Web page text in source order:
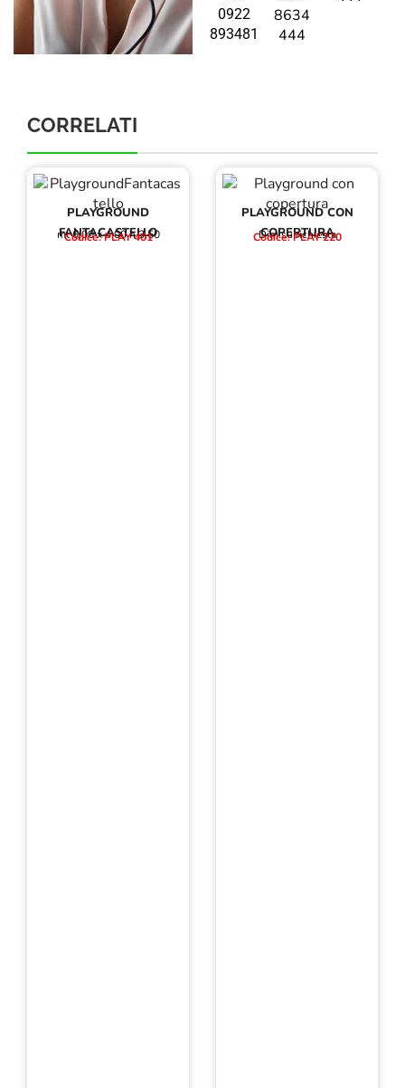
0922
893481
8634
444
CORRELATI
PLAYGROUND
FANTACASTELLO
mt 6,00 x 4,00 h 3,50
Codice: PLAY 401
PLAYGROUND CON
COPERTURA
Dim.su richiesta
Codice: PLAY 220